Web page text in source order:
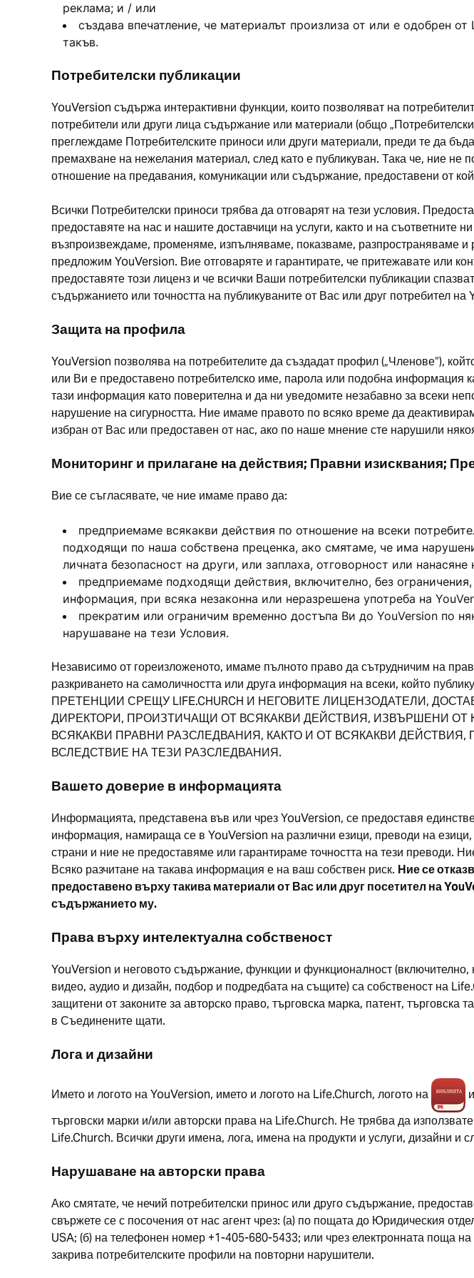
реклама; и / или
създава впечатление, че материалът произлиза от или е одобрен
такъв.
Потребителски публикации
YouVersion съдържа интерактивни функции, които позволяват на
потребители или други лица съдържание или материали (общо
преглеждаме Потребителските приноси или други материали, преди те да
премахване на нежелания материал, след като е публикуван. Така че, ние не
отношение на предавания, комуникации или съдържание, предоставени от
Всички Потребителски приноси трябва да отговарят на тези условия.
предоставяте на нас и нашите доставчици на услуги, както и на
възпроизвеждаме, променяме, изпълняваме, показваме, разпространяваме
предложим YouVersion. Вие отговаряте и гарантирате, че притежавате или
предоставяте този лиценз и че всички Ваши потребителски публикации
съдържанието или точността на публикуваните от Вас или друг потребител на
Защита на профила
YouVersion позволява на потребителите да създадат профил („Членове“),
или Ви е предоставено потребителско име, парола или подобна информация
тази информация като поверителна и да ни уведомите незабавно за всеки
нарушение на сигурността. Ние имаме правото по всяко време да
избран от Вас или предоставен от нас, ако по наше мнение сте нарушили
Мониторинг и прилагане на действия; Правни изисквания;
Вие се съгласявате, че ние имаме право да:
предприемаме всякакви действия по отношение на всеки
подходящи по наша собствена преценка, ако смятаме, че има
личната безопасност на други, или заплаха, отговорност или
предприемаме подходящи действия, включително, без
информация, при всяка незаконна или неразрешена употреба на
прекратим или ограничим временно достъпа Ви до YouVersion по
нарушаване на тези Условия.
Независимо от гореизложеното, имаме пълното право да сътрудничим на
разкриването на самоличността или друга информация на всеки, който
ПРЕТЕНЦИИ СРЕЩУ LIFE.CHURCH И НЕГОВИТЕ ЛИЦЕНЗОДАТЕЛИ,
ДИРЕКТОРИ, ПРОИЗТИЧАЩИ ОТ ВСЯКАКВИ ДЕЙСТВИЯ, ИЗВЪРШЕНИ ОТ
ВСЯКАКВИ ПРАВНИ РАЗСЛЕДВАНИЯ, КАКТО И ОТ ВСЯКАКВИ ДЕЙСТВИЯ,
ВСЛЕДСТВИЕ НА ТЕЗИ РАЗСЛЕДВАНИЯ.
Вашето доверие в информацията
Информацията, представена във или чрез YouVersion, се предоставя
информация, намираща се в YouVersion на различни езици, преводи на
страни и ние не предоставяме или гарантираме точността на тези преводи.
Всяко разчитане на такава информация е на ваш собствен риск. Ние се
предоставено върху такива материали от Вас или друг посетител на
съдържанието му.
Права върху интелектуална собственост
YouVersion и неговото съдържание, функции и функционалност
видео, аудио и дизайн, подбор и подредбата на същите) са собственост на
защитени от законите за авторско право, търговска марка, патент, търговска
в Съединените щати.
Лога и дизайни
Името и логото на YouVersion, името и логото на Life.Church, логото на
търговски марки и/или авторски права на Life.Church. Не трябва да
Life.Church. Всички други имена, лога, имена на продукти и услуги, дизайни и
Нарушаване на авторски права
Ако смятате, че нечий потребителски принос или друго съдържание,
свържете се с посочения от нас агент чрез: (а) по пощата до Юридическия
USA; (б) на телефонен номер +1-405-680-5433; или чрез електронната поща на
закрива потребителските профили на повторни нарушители.